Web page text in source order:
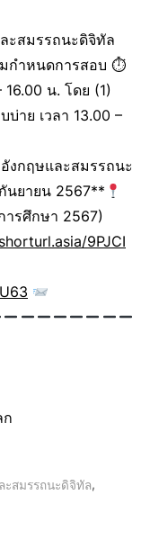
ะสมรรถนะดิจิทัล
มกำหนดการสอบ ⏱
น. โดย (1)
บ่าย เวลา 13.00 –
งกฤษและสมรรถนะ
นยายน 2567**
ารศึกษา 2567)
9PJCI
สมรรถนะดิจิทัล,